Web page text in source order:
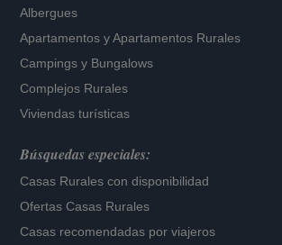
Albergues
Apartamentos yApartamentos Rurales
Campings y Bungalows
Complejos Rurales
Viviendas turísticas
Búsquedas especiales:
Casas Rurales con disponibilidad
Ofertas Casas Rurales
Casas recomendadas por viajeros